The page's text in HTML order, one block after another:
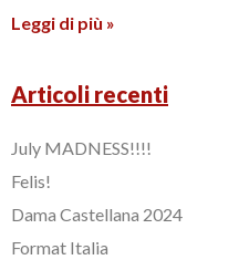
Leggi di più »
Articoli recenti
July MADNESS!!!!
Felis!
Dama Castellana 2024
Format Italia